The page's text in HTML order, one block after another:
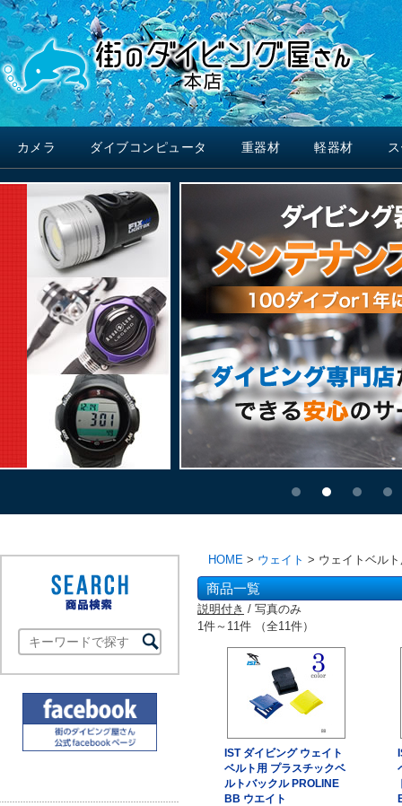
カメラ ダイブコンピュータ 重器材 軽器材
HOME > ウェイト > ウェイトベル
商品一覧
説明付き / 写真のみ
1件～11件 （全11件）
IST ダイビング ウェイト
ベルト用 プラスチックベ
ルトバックル PROLINE
BB ウエイト